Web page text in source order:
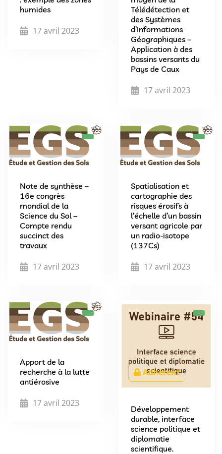
humides
17 avril 2023
Télédétection et
des Systèmes
d’Informations
Géographiques –
Application à des
bassins versants du
Pays de Caux
17 avril 2023
Note de synthèse –
16e congrès
mondial de la
Science du Sol –
Compte rendu
succinct des
travaux
17 avril 2023
Spatialisation et
cartographie des
risques érosifs à
l’échelle d’un bassin
versant agricole par
un radio-isotope
(137Cs)
17 avril 2023
Apport de la
recherche à la lutte
antiérosive
17 avril 2023
Adhérent
Développement
durable, interface
science politique et
diplomatie
scientifique.